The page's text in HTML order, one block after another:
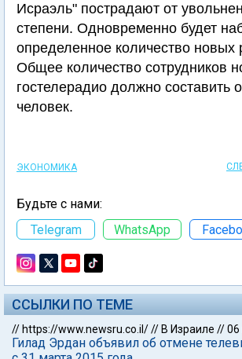
Исраэль" пострадают от
степени. Одновременно будет
определенное количество новых
Общее количество сотрудников
гостелерадио должно составить
человек.
ЭКОНОМИКА
Будьте с нами:
Telegram
WhatsApp
ССЫЛКИ ПО ТЕМЕ
// https://www.newsru.co.il/// В Израиле //06
Гилад Эрдан объявил об отмене